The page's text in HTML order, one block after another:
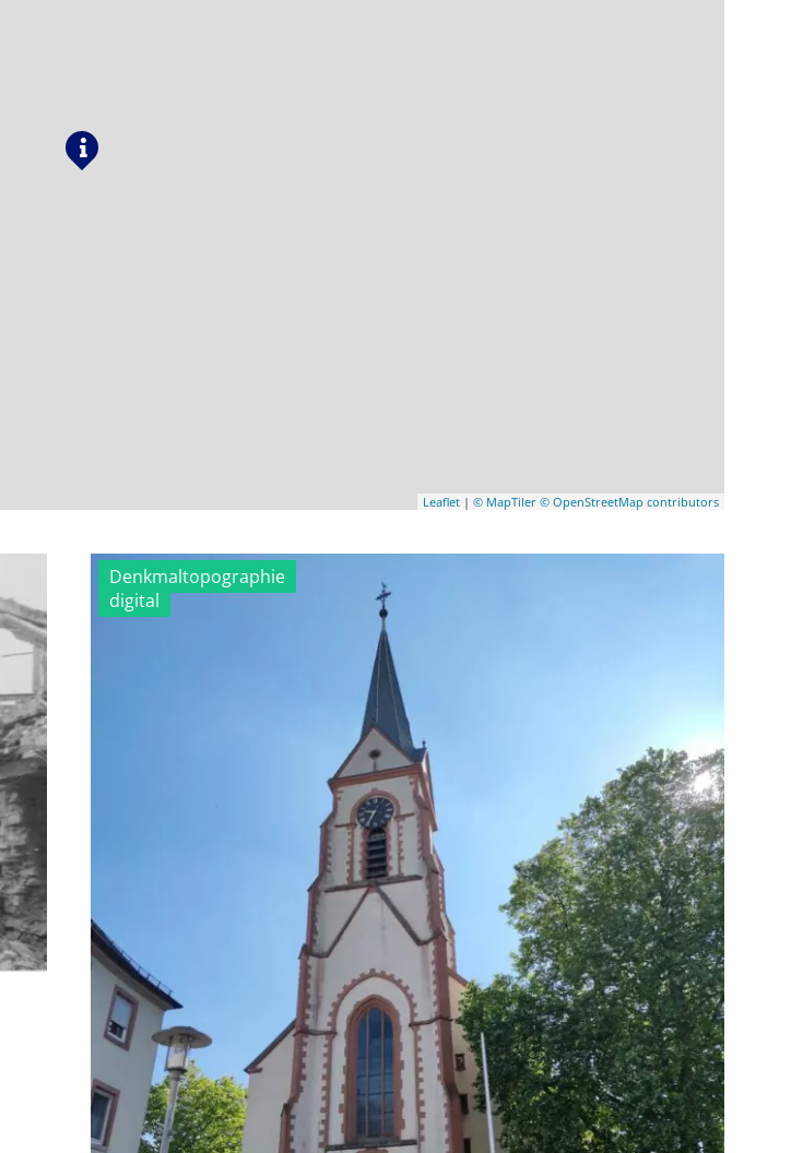
Leaflet | © MapTiler © OpenStreetMap contributors
Denkmaltopographie
digital